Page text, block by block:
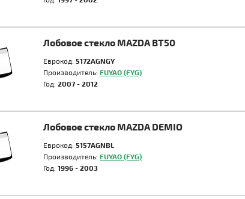
Лобовое стекло MAZDA BT50
Еврокод: 5172AGNGY
Производитель: FUYAO (FYG)
Год: 2007 - 2012
Лобовое стекло MAZDA DEMIO
Еврокод: 5157AGNBL
Производитель: FUYAO (FYG)
Год: 1996 - 2003